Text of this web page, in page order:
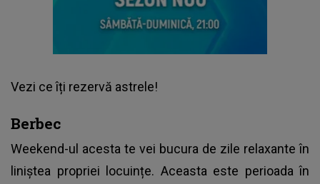
Vezi ce îți rezervă astrele!
Berbec
Weekend-ul acesta te vei bucura de zile relaxante în
liniștea propriei locuințe. Aceasta este perioada în